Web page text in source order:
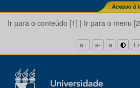
Ir para o conteúdo [1] | Ir para o menu
a+ a- a